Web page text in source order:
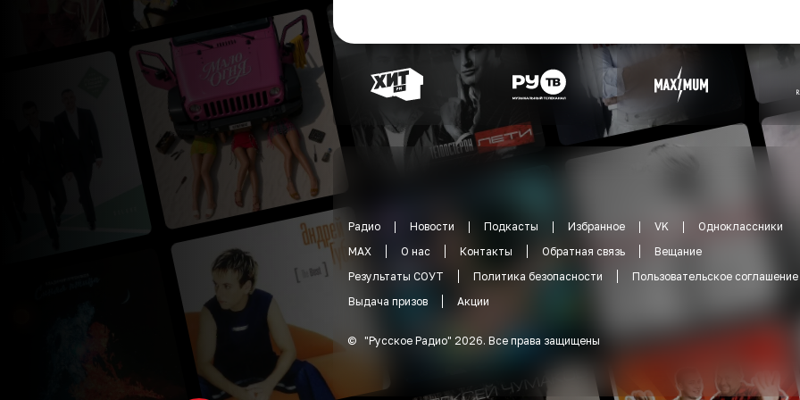
Радио Новости Подкасты Избранное VK
Одноклассники
MAX
О нас Контакты Обратная связь
Вещание
Результаты СОУТ
Политика безопасности
Пользовательское соглашение
Выдача призов
Акции
© "Русское Радио" 2026. Все права защищены